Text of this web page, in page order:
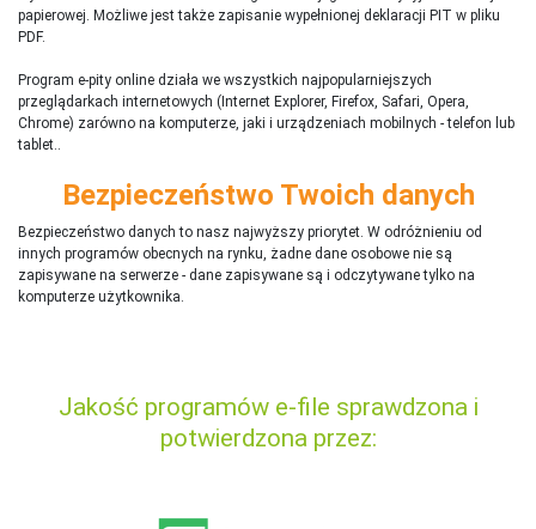
papierowej. Możliwe jest także zapisanie wypełnionej deklaracji PIT w pliku
PDF.
Program e-pity online działa we wszystkich najpopularniejszych
przeglądarkach internetowych (Internet Explorer, Firefox, Safari, Opera,
Chrome) zarówno na komputerze, jaki i urządzeniach mobilnych - telefon lub
tablet..
Bezpieczeństwo Twoich danych
Bezpieczeństwo danych to nasz najwyższy priorytet. W odróżnieniu od
innych programów obecnych na rynku, żadne dane osobowe nie są
zapisywane na serwerze - dane zapisywane są i odczytywane tylko na
komputerze użytkownika.
Jakość programów e-file sprawdzona i
potwierdzona przez: